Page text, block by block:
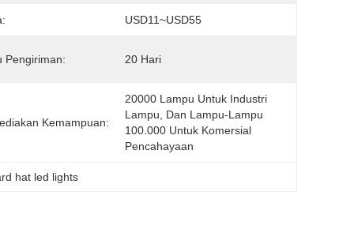
USD11~USD55
Pengiriman: 20 Hari
Kemampuan:
20000 Lampu Untuk Industri
Lampu, Dan Lampu-Lampu
100.000 Untuk Komersial
Pencahayaan
hat led lights